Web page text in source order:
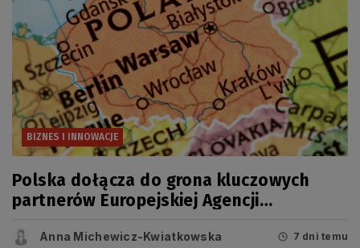
BIZNES I INNOWACJE
Polska dołącza do grona kluczowych
partnerów Europejskiej Agencji
Anna Michewicz-Kwiatkowska 7 dni temu